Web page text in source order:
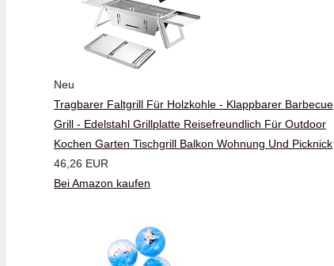
Neu
Tragbarer Faltgrill Für Holzkohle - Klappbarer Barbecue
Grill - Edelstahl Grillplatte Reisefreundlich Für Outdoor
Kochen Garten Tischgrill Balkon Wohnung Und Picknick
46,26 EUR
Bei Amazon kaufen